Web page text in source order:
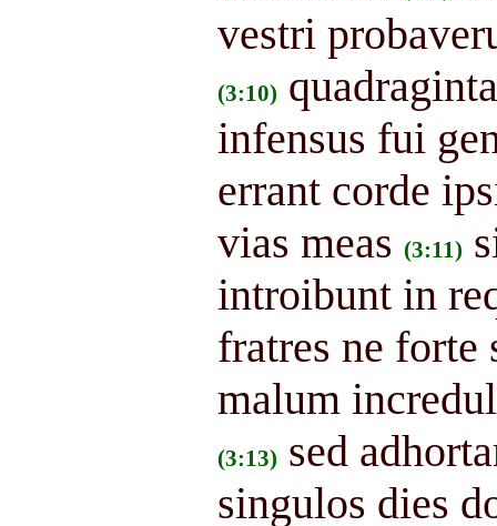
vestri
(3:10)
infensus fui
errant corde
vias meas (3:11)
introibunt in
fratres ne
malum
(3:13) sed
singulos dies